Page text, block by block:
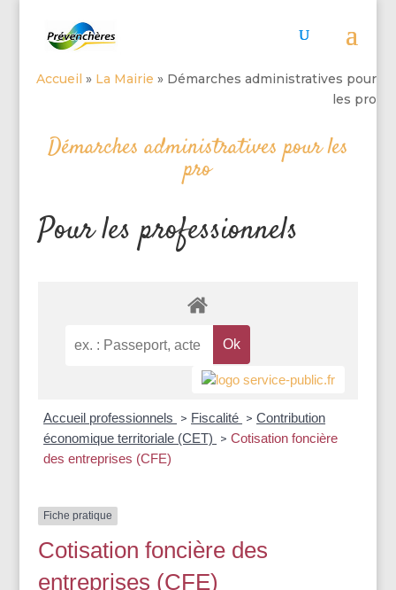
Accueil » La Mairie » Démarches administratives pour
les pro
Démarches administratives pour les
pro
Pour les professionnels
Accueil professionnels > Fiscalité > Contribution
économique territoriale (CET)
> Cotisation foncière
des entreprises (CFE)
Fiche pratique
Cotisation foncière des
entreprises (CFE)